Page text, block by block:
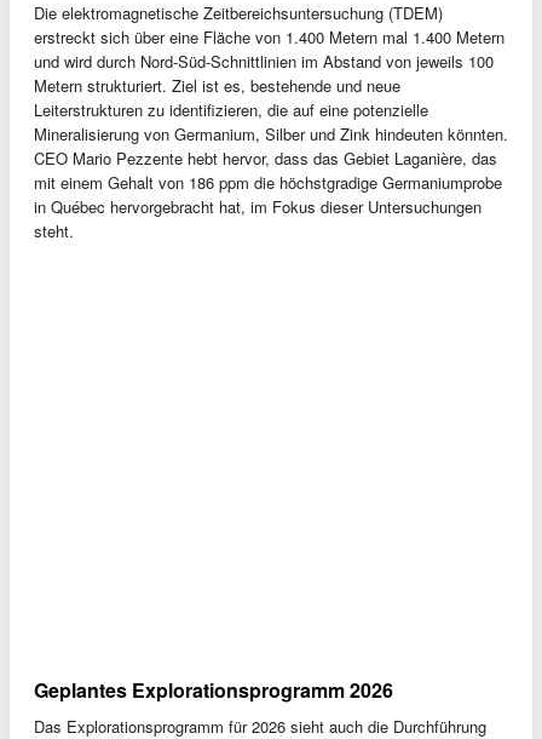
Die elektromagnetische Zeitbereichsuntersuchung (TDEM)
erstreckt sich über eine Fläche von 1.400 Metern mal 1.400 Metern
und wird durch Nord-Süd-Schnittlinien im Abstand von jeweils 100
Metern strukturiert. Ziel ist es, bestehende und neue
Leiterstrukturen zu identifizieren, die auf eine potenzielle
Mineralisierung von Germanium, Silber und Zink hindeuten könnten.
CEO Mario Pezzente hebt hervor, dass das Gebiet Laganière, das
mit einem Gehalt von 186 ppm die höchstgradige Germaniumprobe
in Québec hervorgebracht hat, im Fokus dieser Untersuchungen
steht.
Geplantes Explorationsprogramm 2026
Das Explorationsprogramm für 2026 sieht auch die Durchführung